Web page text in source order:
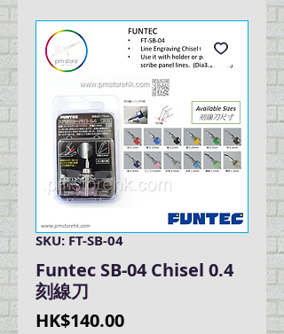
SKU: FT-SB-04
Funtec SB-04 Chisel 0.4
刻線刀
HK$140.00Price